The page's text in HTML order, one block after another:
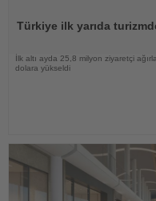
Türkiye ilk yarıda
İlk altı ayda 25,8 milyon ziyaretçi
dolara yükseldi